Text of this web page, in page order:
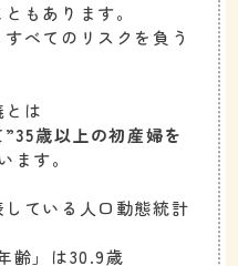
もあります。
べてのリスクを負う
は
”35歳以上の初産婦を
ます。
ている人口動態統計
齢」は30.9歳